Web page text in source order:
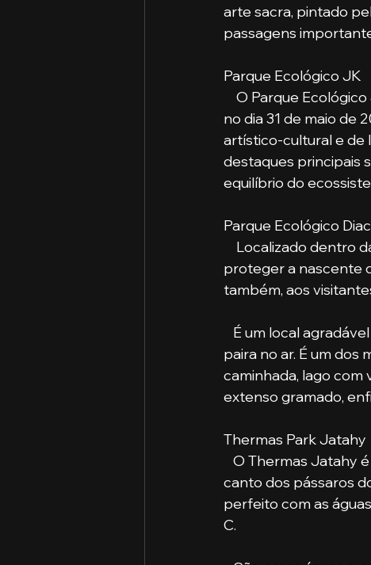
arte sacra, pintado
passagens
Parque Ecológico JK
O Parque
no dia 31 de maio de
artístico-cultural e de
destaques principais
equilíbrio do
Parque Ecológico
proteger a nascente
também, aos
paira no ar. É um
caminhada, lago com
extenso gramado,
Thermas Park Jatahy
canto dos pássaros
perfeito com as
C.